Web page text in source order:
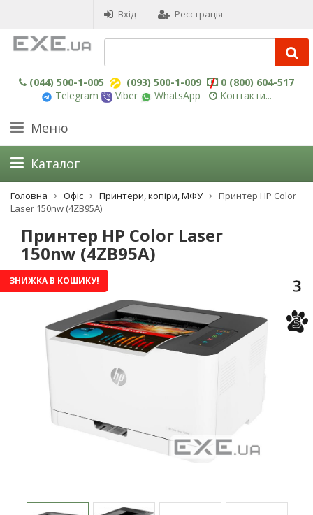
Вхід Реєстрація
(044) 500-1-005 (093) 500-1-009
0 (800) 604-517
Telegram
Viber WhatsApp Контакти...
Меню
Головна Офіс Принтери, копіри, МФУ
Принтер HP Color
Laser 150nw (4ZB95A)
Принтер HP Color Laser
150nw (4ZB95A)
ЗНИЖКА В КОШИКУ!
3
3
Каталог